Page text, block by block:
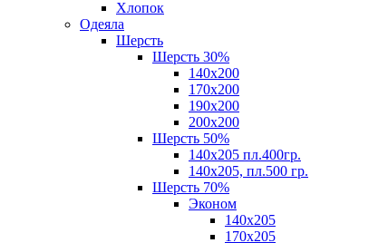
Хлопок
Одеяла
Шерсть
Шерсть 30%
140х200
170х200
190х200
200х200
Шерсть 50%
140х205 пл.400гр.
140х205, пл.500 гр.
Шерсть 70%
Эконом
140х205
170х205